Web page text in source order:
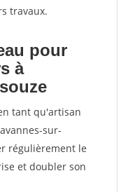
travaux.
pour
à
tant qu'artisan
sur-
régulièrement le
et doubler son